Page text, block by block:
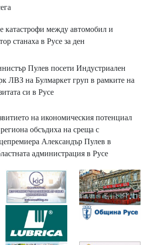
катастрофи между автомобил и
станаха в Русе за ден
Пулев посети Индустриален
ЛВЗ на Булмаркет груп в рамките на
си в Русе
на икономическия потенциал
обсъдиха на среща с
Александър Пулев в
администрация в Русе